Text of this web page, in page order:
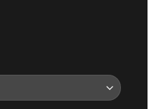
€.